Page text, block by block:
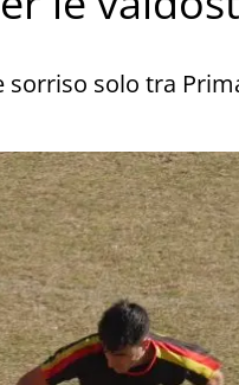
sorriso solo tra